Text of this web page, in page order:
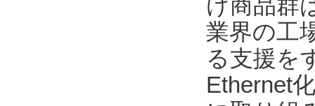
け商品群
業界の工
る支援を
Ethernet